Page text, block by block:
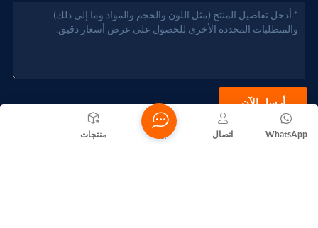
أرسل الآن
منتجات WhatsApp اتصال